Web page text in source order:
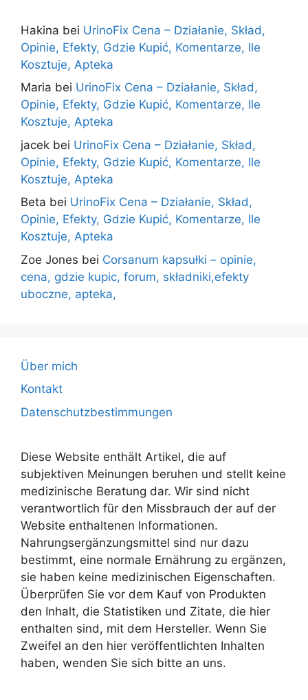
Hakina bei UrinoFix Cena – Działanie, Skład,
Opinie, Efekty, Gdzie Kupić, Komentarze, Ile
Kosztuje, Apteka
Maria bei UrinoFix Cena – Działanie, Skład,
Opinie, Efekty, Gdzie Kupić, Komentarze, Ile
Kosztuje, Apteka
jacek bei UrinoFix Cena – Działanie, Skład,
Opinie, Efekty, Gdzie Kupić, Komentarze, Ile
Kosztuje, Apteka
Beta bei UrinoFix Cena – Działanie, Skład,
Opinie, Efekty, Gdzie Kupić, Komentarze, Ile
Kosztuje, Apteka
Zoe Jones bei Corsanum kapsułki – opinie,
cena, gdzie kupic, forum, składniki,efekty
uboczne, apteka,
Über mich
Kontakt
Datenschutzbestimmungen
Diese Website enthält Artikel, die auf
subjektiven Meinungen beruhen und stellt keine
medizinische Beratung dar. Wir sind nicht
verantwortlich für den Missbrauch der auf der
Website enthaltenen Informationen.
Nahrungsergänzungsmittel sind nur dazu
bestimmt, eine normale Ernährung zu ergänzen,
sie haben keine medizinischen Eigenschaften.
Überprüfen Sie vor dem Kauf von Produkten
den Inhalt, die Statistiken und Zitate, die hier
enthalten sind, mit dem Hersteller. Wenn Sie
Zweifel an den hier veröffentlichten Inhalten
haben, wenden Sie sich bitte an uns.